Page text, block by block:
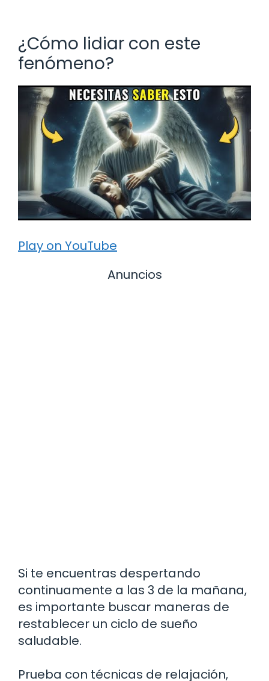
¿Cómo lidiar con este
fenómeno?
Play on YouTube
Anuncios
Si te encuentras despertando
continuamente a las 3 de la mañana,
es importante buscar maneras de
restablecer un ciclo de sueño
saludable.
Prueba con técnicas de relajación,